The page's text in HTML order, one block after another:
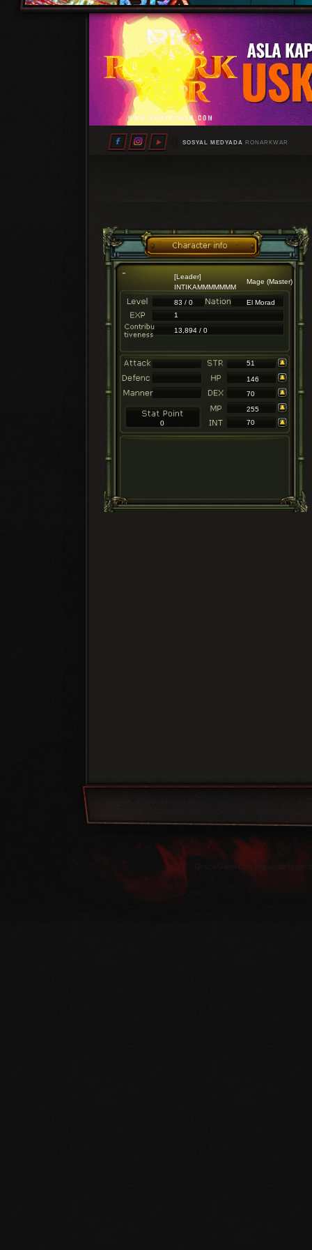
SOSYAL MEDYADA RONARKWAR
[Leader]
INTIKAMMMMMMM
Mage (Master)
83 / 0
El Morad
1
13,894 / 0
51
146
0
70
255
70
OracleGamer.net olarak